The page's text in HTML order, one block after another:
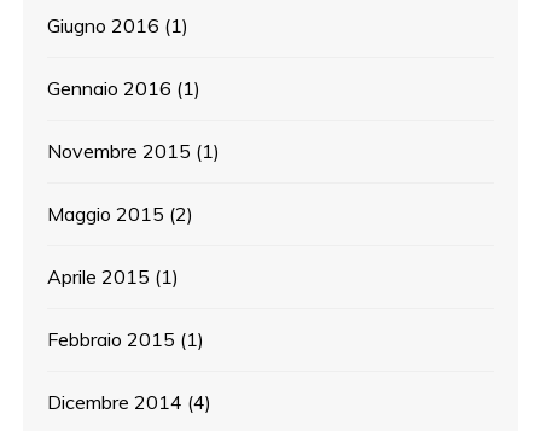
Giugno 2016 (1)
Gennaio 2016 (1)
Novembre 2015 (1)
Maggio 2015 (2)
Aprile 2015 (1)
Febbraio 2015 (1)
Dicembre 2014 (4)